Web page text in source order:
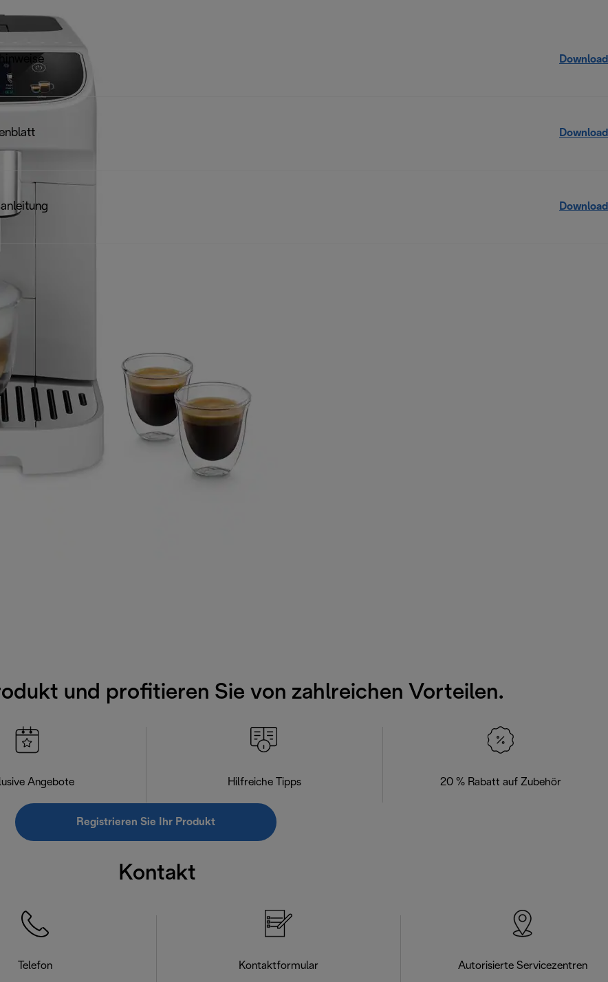
Download
Download
Download
und profitieren Sie von zahlreichen Vorteilen.
Angebote Hilfreiche Tipps 20 % Rabatt auf Zubehör
Registrieren Sie Ihr Produkt
Kontakt
Telefon Kontaktformular Autorisierte Servicezentren